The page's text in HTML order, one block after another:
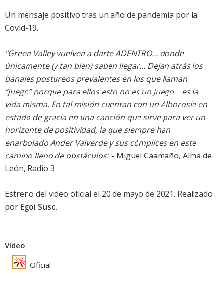
Un mensaje positivo tras un año de pandemia por la
Covid-19.
"Green Valley vuelven a darte ADENTRO… donde
únicamente (y tan bien) saben llegar… Dejan atrás los
banales postureos prevalentes en los que llaman
“juego” porque para ellos esto no es un juego… es la
vida misma. En tal misión cuentan con un Alborosie en
estado de gracia en una canción que sirve para ver un
horizonte de positividad, la que siempre han
enarbolado Ander Valverde y sus cómplices en este
camino lleno de obstáculos"- Miguel Caamaño, Alma de
León, Radio 3.
Estreno del video oficial el 20 de mayo de 2021. Realizado
por Egoi Suso.
Vídeo
Oficial